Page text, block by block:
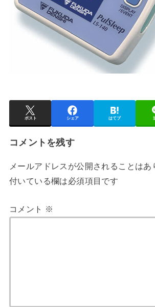
ポスト シェア はてブ
コメントを残す
メールアドレスが公開されることはあ
付いている欄は必須項目です
コメント ※